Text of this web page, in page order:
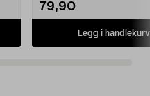
79,90
Legg i handlekurv